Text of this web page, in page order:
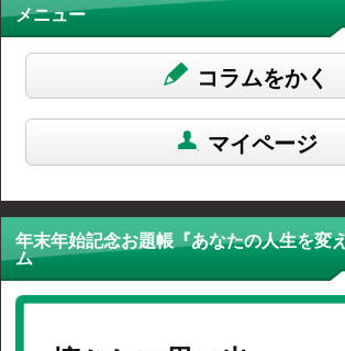
メニュー
コラムをかく
マイページ
年末年始記念お題帳『あなたの人生を変
ム